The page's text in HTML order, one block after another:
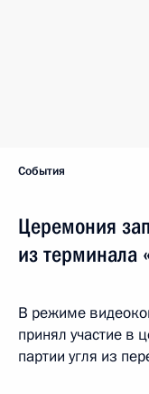
События
Церемония
из терминала
В режиме
принял участие в
партии угля из